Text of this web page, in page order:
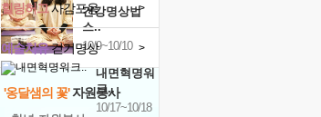
건강명상법
스..
10/9~10/10
내면혁명워
크..
10/17~10/18
예술치유걷기명상 >
힐링허그사감포옹 >
'옹달샘의 꽃'자원봉사